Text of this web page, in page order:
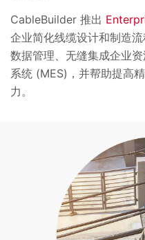
CableBuilder 推出
企业简化线缆设计和制造
数据管理、无缝集成企业
系统 (MES)，并帮助提高
力。